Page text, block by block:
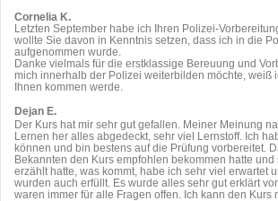
Cornelia K.
Letzten September habe ich Ihren Polizei-
wollte Sie davon in Kenntnis setzen, dass ich in die
aufgenommen wurde.
Danke vielmals für die erstklassige Bereuung und
mich innerhalb der Polizei weiterbilden möchte, weiß
Ihnen kommen werde.
Dejan E.
Der Kurs hat mir sehr gut gefallen. Meiner Meinung
Lernen her alles abgedeckt, sehr viel Lernstoff. Ich
können und bin bestens auf die Prüfung vorbereitet.
Bekannten den Kurs empfohlen bekommen hatte und
erzählt hatte, was kommt, habe ich sehr viel erwartet
wurden auch erfüllt. Es wurde alles sehr gut erklärt
waren immer für alle Fragen offen. Ich kann den Kurs